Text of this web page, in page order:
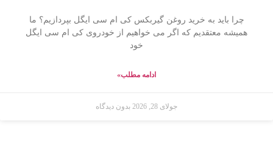
چرا باید به خرید روغن گیربکس کی ام سی ایگل بپردازیم؟ ما
همیشه معتقدیم که اگر می خواهیم از خودروی کی ام سی ایگل
خود
ادامه مطلب»
جولای 28, 2026 بدون دیدگاه